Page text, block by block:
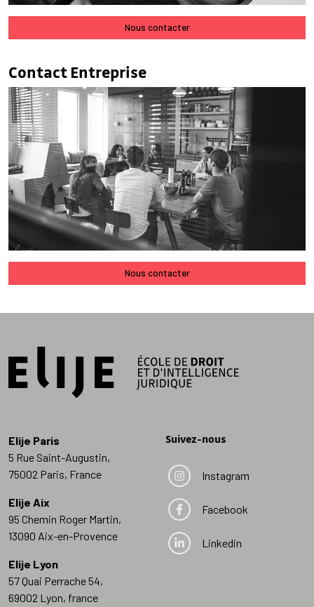
Nous contacter
Contact Entreprise
Nous contacter
Elije Paris
5 Rue Saint-Augustin,
75002 Paris, France
Elije Aix
95 Chemin Roger Martin,
13090 Aix-en-Provence
Elije Lyon
57 Quai Perrache 54,
69002 Lyon, france
Suivez-nous
Instagram
Facebook
Linkedin